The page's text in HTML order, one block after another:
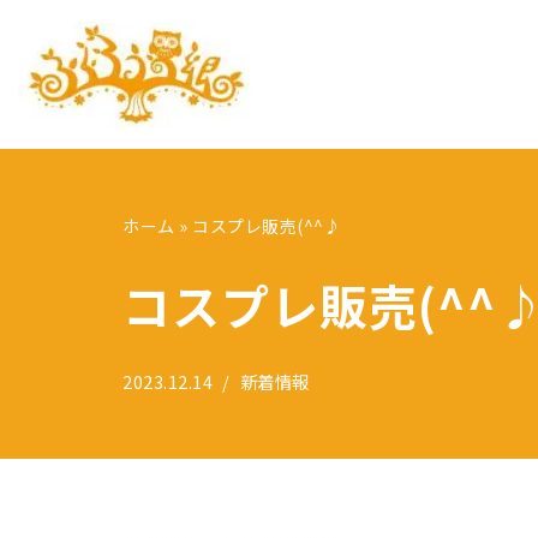
コ
ン
ホーム » コスプレ販売(^^♪
コスプレ販売(^^♪
2023.12.14 新着情報